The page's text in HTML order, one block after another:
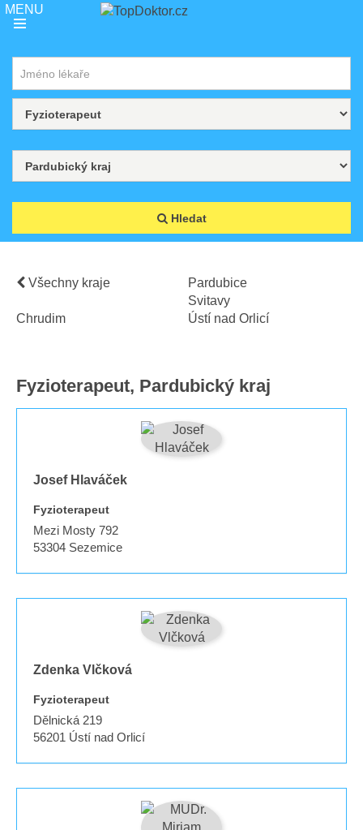
Hledat
Všechny kraje
Chrudim
Pardubice
Svitavy
Ústí nad Orlicí
Fyzioterapeut, Pardubický kraj
Josef Hlaváček
Fyzioterapeut
Mezi Mosty 792
53304 Sezemice
Zdenka Vlčková
Fyzioterapeut
Dělnická 219
56201 Ústí nad Orlicí